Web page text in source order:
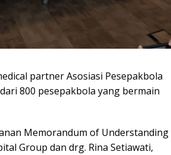
partner Asosiasi Pesepakbola
800 pesepakbola yang bermain
Memorandum of Understanding
Group dan drg. Rina Setiawati,